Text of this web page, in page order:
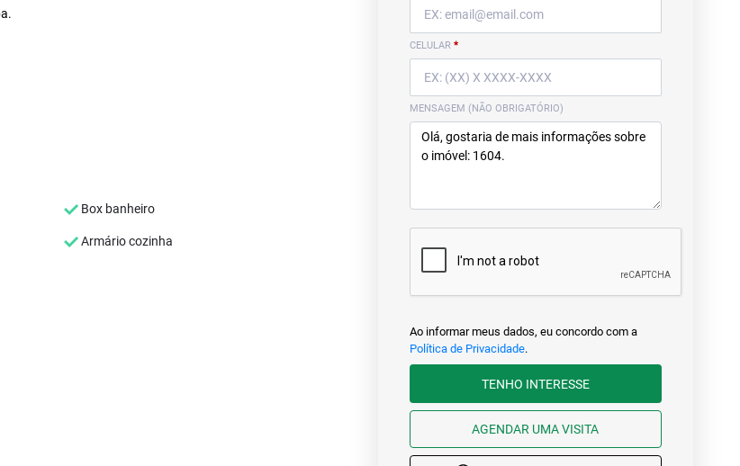
Box banheiro
Armário cozinha
CELULAR *
MENSAGEM (NÃO OBRIGATÓRIO)
Ao informar meus dados, eu concordo com a
Política de Privacidade.
TENHO INTERESSE
AGENDAR UMA VISITA